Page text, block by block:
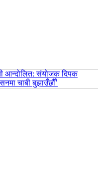
आन्दोलित: संयोजक दिपक
चाबी बुझाउँछौँ’